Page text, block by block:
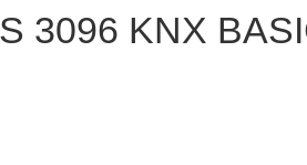
3096 KNX